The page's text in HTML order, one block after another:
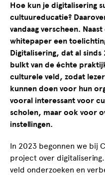
Hoe kun je digitalisering
cultuureducatie?
vandaag verscheen.
whitepaper een
Digitalisering, dat al
bulkt van de échte
culturele veld, zodat
kunnen doen voor hun
vooral interessant voor
scholen, maar ook voor
instellingen.
In 2023 begonnen we bij
project over
veld onderzoeken en